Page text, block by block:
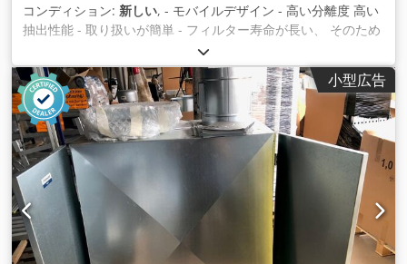
コンディション: 新しい, - モバイルデザイン - 高い分離度 高い
抽出性能 - 取り扱いが簡単 - フィルター寿命が長い、 そのため
ダウンタイムが少ない - 抽出技術により柔軟性が向上 フロント
プレートシステム - ATEXゾーン2対応 ----- 技術データ 吐出空
気流量：4,600 m³/h、 使用圧力：500 Pa プレフィルターおよ
びファインフィルター付きフィルター面積：1 m²、 接続口径：
300 mm モーター 400 V：1.5 kW、 モーター回転数：1,410
rpm Dedpou T Hrpjfx Akisck 寸法（LxWxH）オープン：1,897
x 1,405 x 1,144 mm、 寸法（LxWxH）閉：1,012 x 1,405 x
912 mm、 重量：175 kg + プラグとスロットルバルブ付き5m
ケーブル付き
小型広告